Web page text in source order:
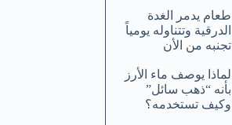
طعام يدمر الغدة
الدرقية وتتناوله يومياً
تجنبه من الأن
لماذا يوصف ماء الأرز
بأنه “ذهب سائل”
وكيف تستخدمه؟